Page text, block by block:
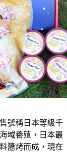
號稱日本等級千
域養殖，日本最
醬烤而成，現在